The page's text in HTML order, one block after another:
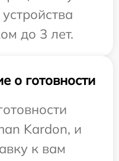
до 3 лет.
о готовности
Kardon, и
к вам